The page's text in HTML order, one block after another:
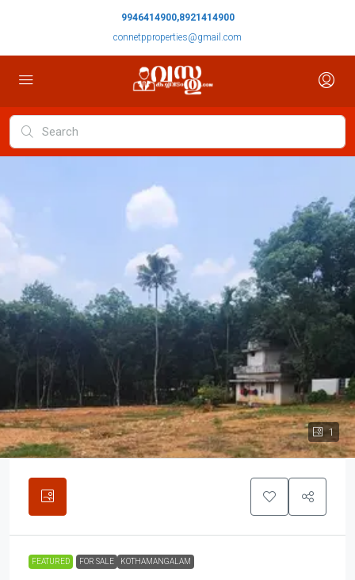
9946414900,8921414900
connetpproperties@gmail.com
1
FEATURED FOR SALE KOTHAMANGALAM